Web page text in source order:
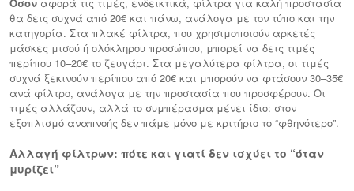
θα δεις συχνά από 20€ και πάνω, ανάλογα με τον τύπο και την
κατηγορία. Στα πλακέ φίλτρα, που χρησιμοποιούν αρκετές
μάσκες μισού ή ολόκληρου προσώπου, μπορεί να δεις τιμές
περίπου 10–20€ το ζευγάρι. Στα μεγαλύτερα φίλτρα, οι τιμές
συχνά ξεκινούν περίπου από 20€ και μπορούν να φτάσουν 30–35€
ανά φίλτρο, ανάλογα με την προστασία που προσφέρουν. Οι
τιμές αλλάζουν, αλλά το συμπέρασμα μένει ίδιο: στον
εξοπλισμό αναπνοής δεν πάμε μόνο με κριτήριο το “φθηνότερο”.
Αλλαγή φίλτρων: πότε και γιατί δεν ισχύει το “όταν
μυρίζει”